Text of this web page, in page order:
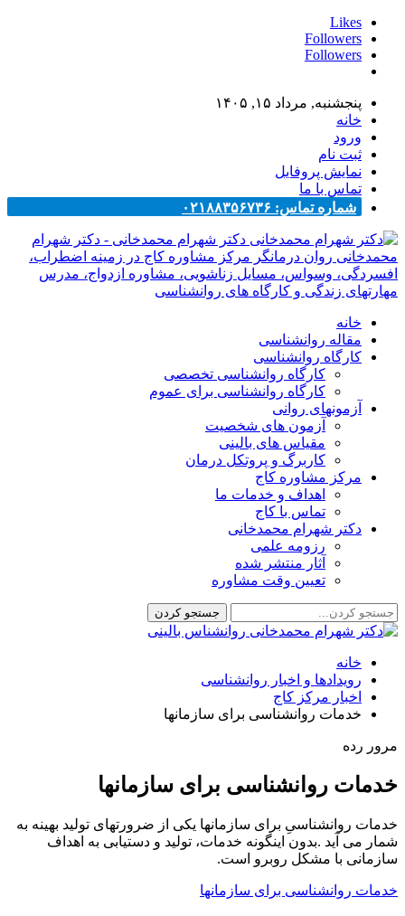
Likes
Followers
Followers
پنجشنبه, مرداد ۱۵, ۱۴۰۵
خانه
ورود
ثبت نام
نمایش پروفایل
تماس با ما
شماره تماس: ۰۲۱۸۸۳۵۶۷۳۶
دکتر شهرام محمدخانی - دکتر شهرام
محمدخانی روان درمانگر مرکز مشاوره کاج در زمینه اضطراب،
افسردگی، وسواس، مسایل زناشویی، مشاوره ازدواج، مدرس
مهارتهای زندگی و کارگاه های روانشناسی
خانه
مقاله روانشناسی
کارگاه روانشناسی
کارگاه روانشناسی تخصصی
کارگاه روانشناسی برای عموم
آزمونهای روانی
آزمون های شخصیت
مقیاس های بالینی
کاربرگ و پروتکل درمان
مرکز مشاوره کاج
اهداف و خدمات ما
تماس با کاج
دکتر شهرام محمدخانی
رزومه علمی
آثار منتشر شده
تعیین وقت مشاوره
خانه
رویدادها و اخبار روانشناسی
اخبار مرکز کاج
خدمات روانشناسی برای سازمانها
مرور رده
خدمات روانشناسی برای سازمانها
خدمات روانشناسیِ برای سازمانها یکی از ضرورت­های تولید بهینه به
شمار می­ آید .بدون اینگونه خدمات، تولید و دستیابی به اهداف
سازمانی با مشکل روبرو است.
خدمات روانشناسی برای سازمانها